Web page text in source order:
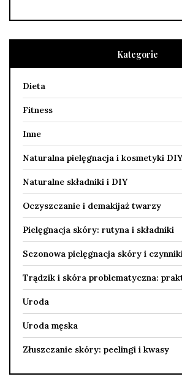
Kategorie
Dieta
Fitness
Inne
Naturalna pielęgnacja i kosmetyki DIY
Naturalne składniki i DIY
Oczyszczanie i demakijaż twarzy
Pielęgnacja skóry: rutyna i składniki
Sezonowa pielęgnacja skóry i
Trądzik i skóra problematyczna:
Uroda
Uroda męska
Złuszczanie skóry: peelingi i kwasy